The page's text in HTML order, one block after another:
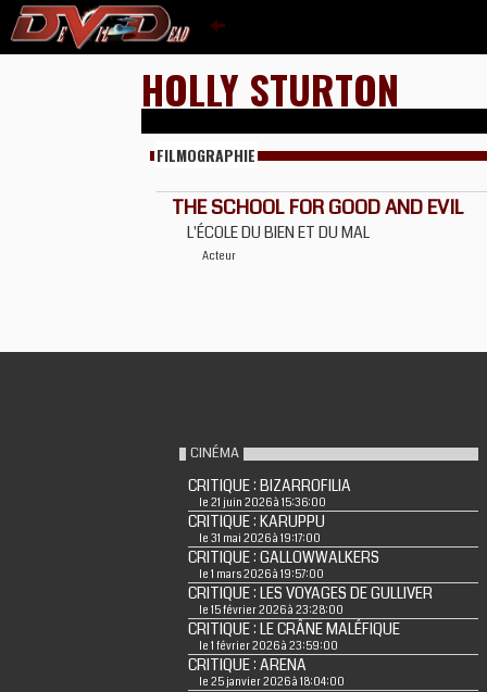
HOLLY STURTON
FILMOGRAPHIE
THE SCHOOL FOR GOOD AND EVIL
L'ÉCOLE DU BIEN ET DU MAL
Acteur
CINÉMA
CRITIQUE : BIZARROFILIA
le 21 juin 2026 à 15:36:00
CRITIQUE : KARUPPU
le 31 mai 2026 à 19:17:00
CRITIQUE : GALLOWWALKERS
le 1 mars 2026 à 19:57:00
CRITIQUE : LES VOYAGES DE GULLIVER
le 15 février 2026 à 23:28:00
CRITIQUE : LE CRÂNE MALÉFIQUE
le 1 février 2026 à 23:59:00
CRITIQUE : ARENA
le 25 janvier 2026 à 18:04:00